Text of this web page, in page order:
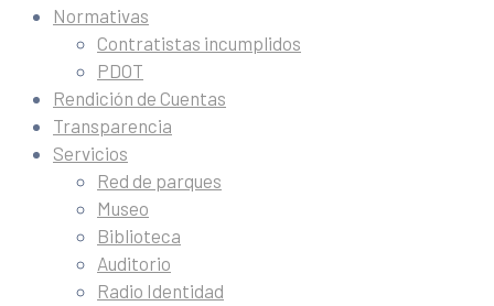
Normativas
Contratistas incumplidos
PDOT
Rendición de Cuentas
Transparencia
Servicios
Red de parques
Museo
Biblioteca
Auditorio
Radio Identidad